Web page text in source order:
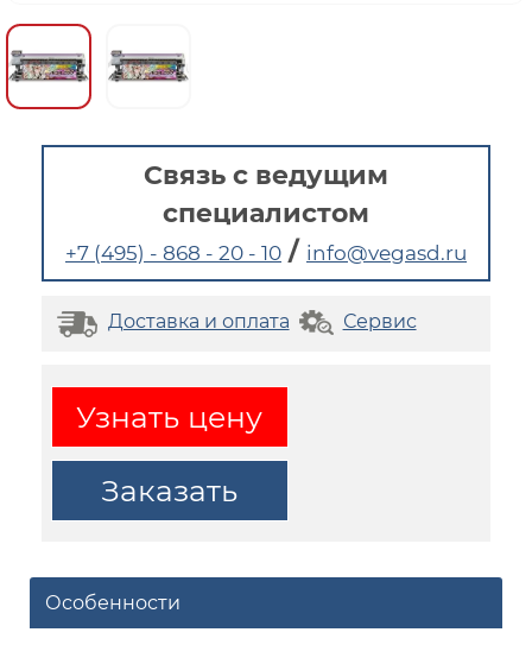
Связь с ведущим
специалистом
+7 (495) - 868 - 20 - 10 / info@vegasd.ru
Доставка и оплата Сервис
Узнать цену
Заказать
Особенности